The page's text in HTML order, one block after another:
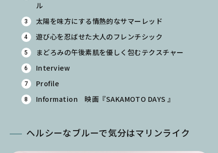
ル
太陽を味方にする情熱的なサマーレッド
遊び心を忍ばせた大人のフレンチシック
まどろみの午後素肌を優しく包むテクスチャー
Interview
Profile
Information 映画『SAKAMOTO DAYS 』
ヘルシーなブルーで気分はマリンライク